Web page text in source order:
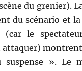
du grenier).
du scénario et la
(car le
attaquer)
». Le